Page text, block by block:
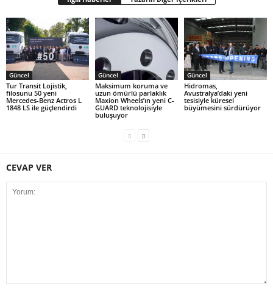
Güncel
Tur Transit Lojistik,
filosunu 50 yeni
Mercedes-Benz Actros L
1848 LS ile güçlendirdi
Güncel
Maksimum koruma ve
uzun ömürlü parlaklık
Maxion Wheels’ın yeni C-
GUARD teknolojisiyle
buluşuyor
Güncel
Hidromas,
Avustralya’daki yeni
tesisiyle küresel
büyümesini sürdürüyor
CEVAP VER